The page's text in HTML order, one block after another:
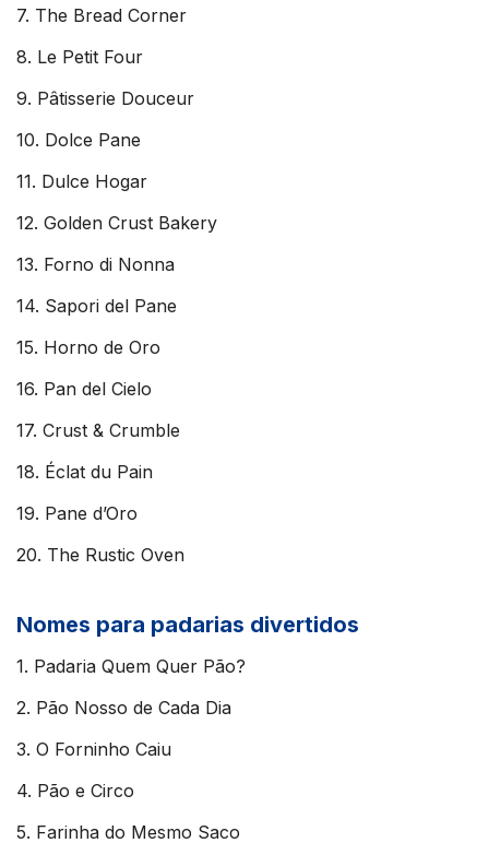
7. The Bread Corner
8. Le Petit Four
9. Pâtisserie Douceur
10. Dolce Pane
11. Dulce Hogar
12. Golden Crust Bakery
13. Forno di Nonna
14. Sapori del Pane
15. Horno de Oro
16. Pan del Cielo
17. Crust & Crumble
18. Éclat du Pain
19. Pane d’Oro
20. The Rustic Oven
Nomes para padarias divertidos
1. Padaria Quem Quer Pão?
2. Pão Nosso de Cada Dia
3. O Forninho Caiu
4. Pão e Circo
5. Farinha do Mesmo Saco